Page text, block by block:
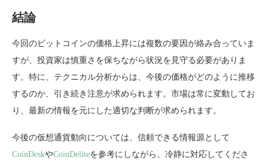
結論
今回のビットコインの価格上昇には複数の要因が絡み合っていま
すが、投資家は慎重さを保ちながら状況を見守る必要がありま
す。特に、テクニカル分析からは、今後の価格がどのように推移
するのか、引き続き注意が求められます。市場は常に変動してお
り、最新の情報を元にした適切な判断が求められます。
今後の仮想通貨動向については、信頼できる情報源として
CoinDeskやCoinDeliteを参考にしながら、冷静に対応してくださ